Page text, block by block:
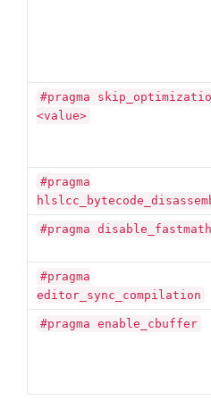
#pragma
<value>
#pragma
#pragma disable_fastmath
#pragma
editor_sync_compilation
#pragma enable_cbuffer